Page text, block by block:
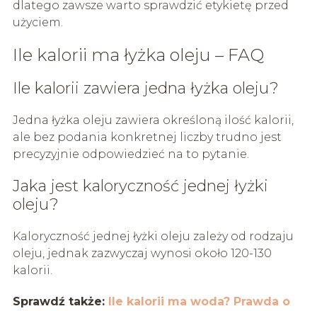
dlatego zawsze warto sprawdzić etykietę przed
użyciem.
Ile kalorii ma łyżka oleju – FAQ
Ile kalorii zawiera jedna łyżka oleju?
Jedna łyżka oleju zawiera określoną ilość kalorii,
ale bez podania konkretnej liczby trudno jest
precyzyjnie odpowiedzieć na to pytanie.
Jaka jest kaloryczność jednej łyżki
oleju?
Kaloryczność jednej łyżki oleju zależy od rodzaju
oleju, jednak zazwyczaj wynosi około 120-130
kalorii.
Sprawdź także:
Ile kalorii ma woda? Prawda o